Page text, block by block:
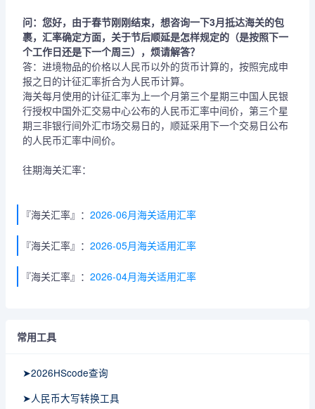
问：您好，由于春节刚刚结束，想咨询一下3月抵达海关的包
裹，汇率确定方面，关于节后顺延是怎样规定的（是按照下一
个工作日还是下一个周三），烦请解答？
答：进境物品的价格以人民币以外的货币计算的，按照完成申
报之日的计征汇率折合为人民币计算。
海关每月使用的计征汇率为上一个月第三个星期三中国人民银
行授权中国外汇交易中心公布的人民币汇率中间价，第三个星
期三非银行间外汇市场交易日的，顺延采用下一个交易日公布
的人民币汇率中间价。
往期海关汇率：
『海关汇率』： 2026-06月海关适用汇率
『海关汇率』： 2026-05月海关适用汇率
『海关汇率』： 2026-04月海关适用汇率
常用工具
➤2026HScode查询
➤人民币大写转换工具